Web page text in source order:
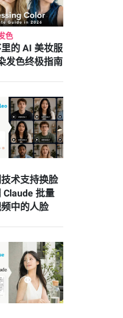
色
的 AI 美妆服
发色终极指南
术支持换脸
Claude 批量
中的人脸